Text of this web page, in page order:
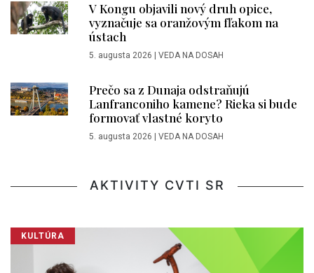
V Kongu objavili nový druh opice,
vyznačuje sa oranžovým fľakom na
ústach
5. augusta 2026 VEDA NA DOSAH
Prečo sa z Dunaja odstraňujú
Lanfranconiho kamene? Rieka si bude
formovať vlastné koryto
5. augusta 2026 VEDA NA DOSAH
AKTIVITY CVTI SR
KULTÚRA